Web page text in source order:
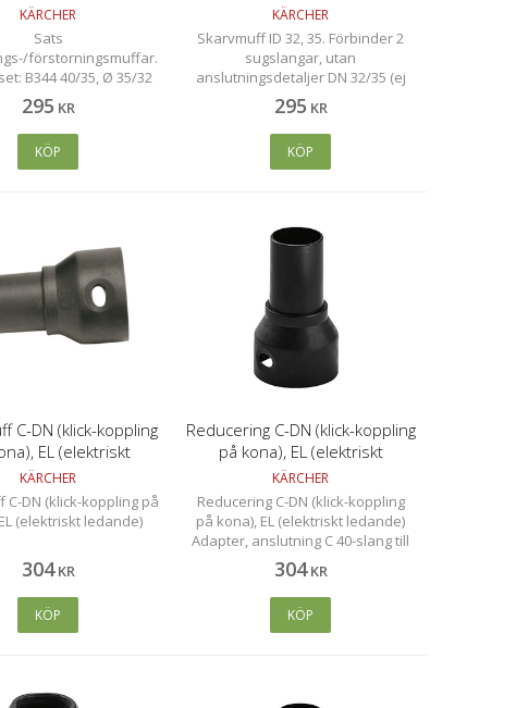
KÄRCHER
Sats
förstorningsmuffar.
B344 40/35, Ø 35/32
>munstycke), plast.
295 KR
KÖP
KÄRCHER
Skarvmuff ID 32, 35. Förbinder 2
sugslangar, utan
anslutningsdetaljer DN 32/35 (ej
EBS 24, 28).
295 KR
KÖP
C-DN (klick-koppling
EL (elektriskt
ledande)
KÄRCHER
C-DN (klick-koppling på
(elektriskt ledande)
304 KR
KÖP
Reducering C-DN (klick-koppling
på kona), EL (elektriskt
ledande)
KÄRCHER
Reducering C-DN (klick-koppling
på kona), EL (elektriskt ledande)
Adapter, anslutning C 40-slang till
DN 35- EL tillbehör.
304 KR
KÖP